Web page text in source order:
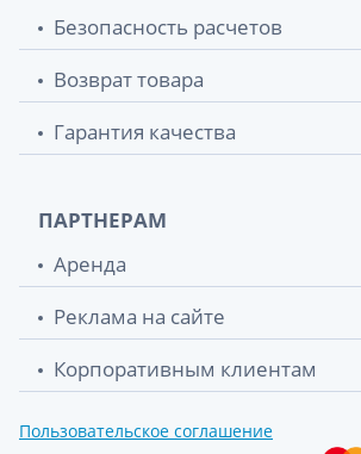
Безопасность расчетов
Возврат товара
Гарантия качества
ПАРТНЕРАМ
Аренда
Реклама на сайте
Корпоративным клиентам
Пользовательское соглашение